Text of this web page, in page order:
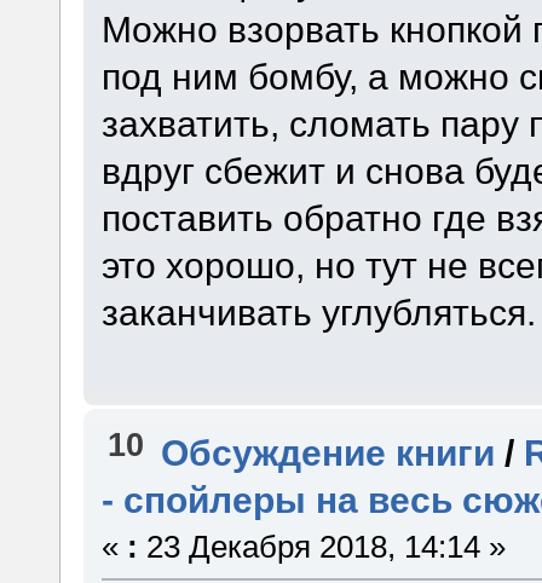
Можно взорвать кнопкой
под ним бомбу, а можно
захватить, сломать пару
вдруг сбежит и снова
поставить обратно где
это хорошо, но тут не
заканчивать углубляться.
10 Обсуждение книги /
- спойлеры на весь
« : 23 Декабря 2018, 14:14 »